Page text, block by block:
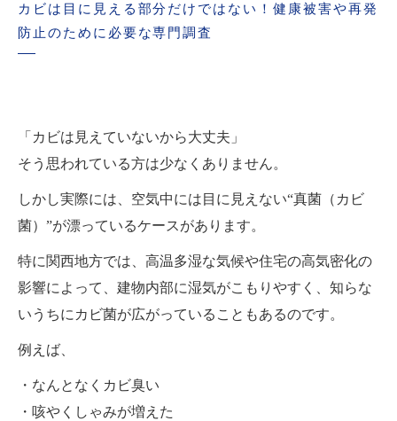
カビは目に見える部分だけではない！健康被害や再発
防止のために必要な専門調査
「カビは見えていないから大丈夫」
そう思われている方は少なくありません。
しかし実際には、空気中には目に見えない“真菌（カビ
菌）”が漂っているケースがあります。
特に関西地方では、高温多湿な気候や住宅の高気密化の
影響によって、建物内部に湿気がこもりやすく、知らな
いうちにカビ菌が広がっていることもあるのです。
例えば、
・なんとなくカビ臭い
・咳やくしゃみが増えた